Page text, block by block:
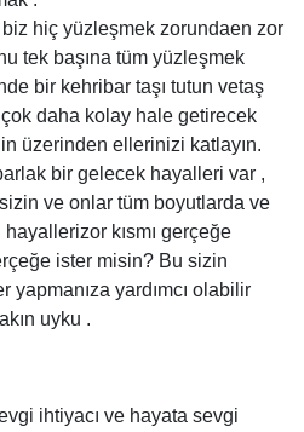
biz hiç yüzleşmek zorundaen zor
tek başına tüm yüzleşmek
bir kehribar taşı tutun vetaş
daha kolay hale getirecek
üzerinden ellerinizi katlayın.
bir gelecek hayalleri var ,
ve onlar tüm boyutlarda ve
kısmı gerçeğe
ister misin? Bu sizin
yapmanıza yardımcı olabilir
uyku .
ihtiyacı ve hayata sevgi